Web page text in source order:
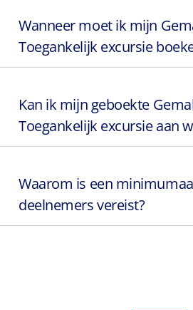
Wanneer moet ik mijn
Toegankelijk excursie
Kan ik mijn geboekte
Toegankelijk excursie aan
Waarom is een
deelnemers vereist?